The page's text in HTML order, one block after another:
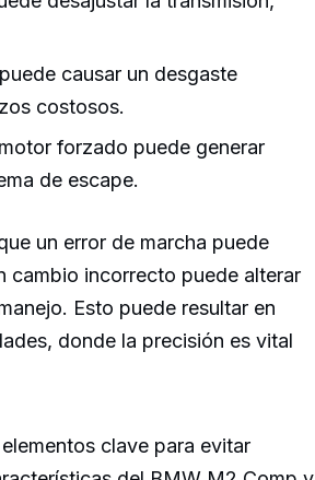
causar un desgaste
costosos.
forzado puede generar
de escape.
un error de marcha puede
cambio incorrecto puede alterar
Esto puede resultar en
donde la precisión es vital
clave para evitar